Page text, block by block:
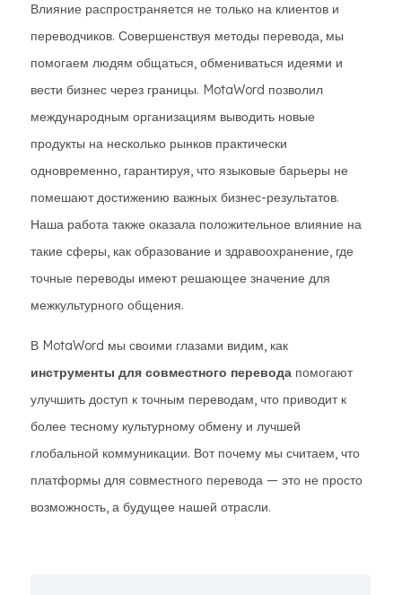
Влияние распространяется не только на клиентов и
переводчиков. Совершенствуя методы перевода, мы
помогаем людям общаться, обмениваться идеями и
вести бизнес через границы. MotaWord позволил
международным организациям выводить новые
продукты на несколько рынков практически
одновременно, гарантируя, что языковые барьеры не
помешают достижению важных бизнес-результатов.
Наша работа также оказала положительное влияние на
такие сферы, как образование и здравоохранение, где
точные переводы имеют решающее значение для
межкультурного общения.
В MotaWord мы своими глазами видим, как
инструменты для совместного перевода помогают
улучшить доступ к точным переводам, что приводит к
более тесному культурному обмену и лучшей
глобальной коммуникации. Вот почему мы считаем, что
платформы для совместного перевода — это не просто
возможность, а будущее нашей отрасли.